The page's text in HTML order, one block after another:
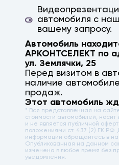
автомобиля с
вашему запросу.
Автомобиль
АРКОНТСЕЛЕКТ по
ул. Землячки, 25
Перед визитом в
наличие
продаж.
Этот автомобиль
* Вся представленная на
стоимости автомобилей,
и не является публичной
положениями ст. 437 (2) ГК РФ.
информации обращайтесь в
Опубликованная на данном
изменена в любое время без
уведомления.